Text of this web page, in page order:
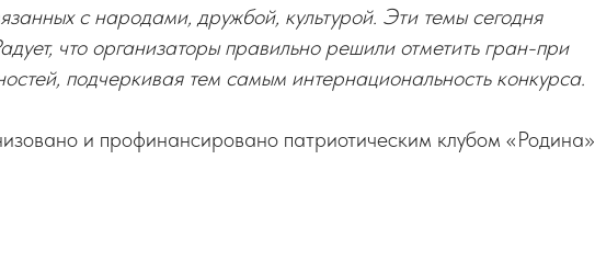
с народами, дружбой, культурой. Эти темы сегодня
что организаторы правильно решили отметить гран-при
подчеркивая тем самым интернациональность конкурса.
и профинансировано патриотическим клубом «Родина»